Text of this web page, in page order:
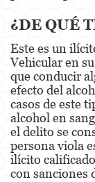
¿DE QUÉ
Este es un
Vehicular en
que conducir
efecto del
casos de este
alcohol en
el delito se
persona viola
ilícito
con sanciones